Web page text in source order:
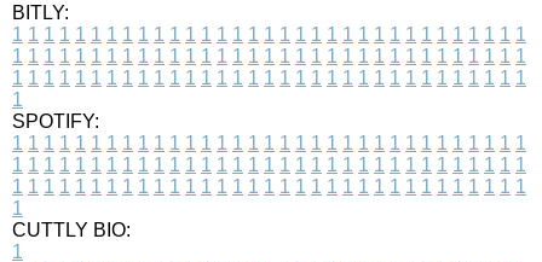
BITLY:
1 1 1 1 1 1 1 1 1 1 1 1 1 1 1 1 1 1 1 1 1 1 1 1 1 1 1 1 1 1 1 1 1
1 1 1 1 1 1 1 1 1 1 1 1 1 1 1 1 1 1 1 1 1 1 1 1 1 1 1 1 1 1 1 1 1
1 1 1 1 1 1 1 1 1 1 1 1 1 1 1 1 1 1 1 1 1 1 1 1 1 1 1 1 1 1 1 1 1
1
SPOTIFY:
1 1 1 1 1 1 1 1 1 1 1 1 1 1 1 1 1 1 1 1 1 1 1 1 1 1 1 1 1 1 1 1 1
1 1 1 1 1 1 1 1 1 1 1 1 1 1 1 1 1 1 1 1 1 1 1 1 1 1 1 1 1 1 1 1 1
1 1 1 1 1 1 1 1 1 1 1 1 1 1 1 1 1 1 1 1 1 1 1 1 1 1 1 1 1 1 1 1 1
1
CUTTLY BIO:
1